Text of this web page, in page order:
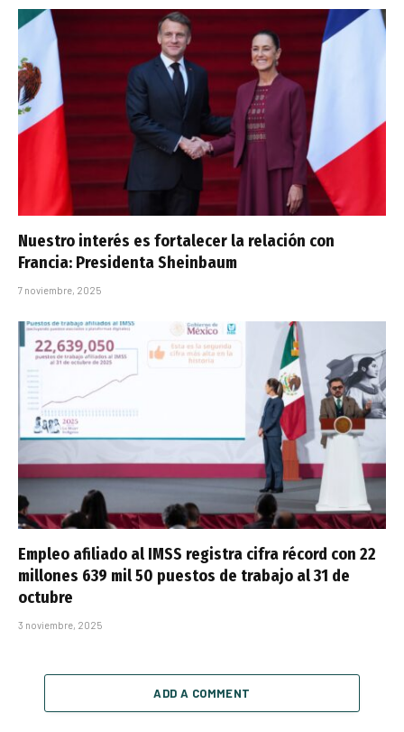
Nuestro interés es fortalecer la relación con
Francia: Presidenta Sheinbaum
7 noviembre, 2025
Empleo afiliado al IMSS registra cifra récord con 22
millones 639 mil 50 puestos de trabajo al 31 de
octubre
3 noviembre, 2025
ADD A COMMENT